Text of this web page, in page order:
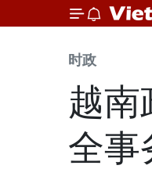
时政
越南
全事